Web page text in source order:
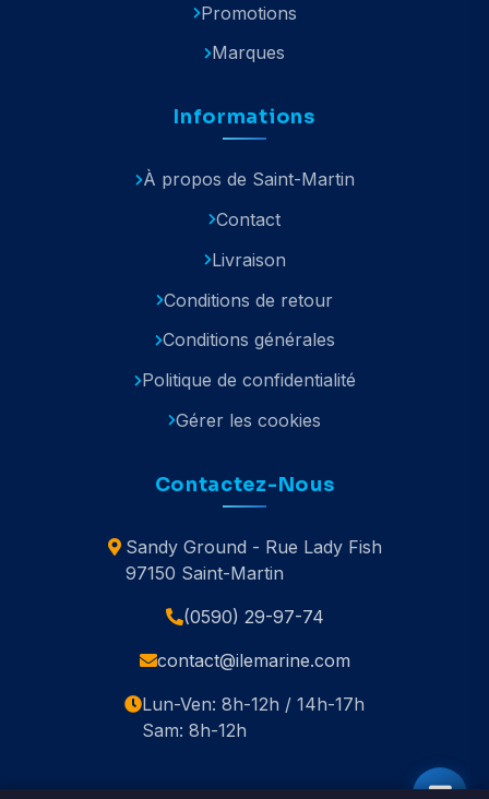
Promotions
Marques
Informations
À propos de Saint-Martin
Contact
Livraison
Conditions de retour
Conditions générales
Politique de confidentialité
Gérer les cookies
Contactez-Nous
Sandy Ground - Rue Lady Fish
97150 Saint-Martin
(0590) 29-97-74
contact@ilemarine.com
Lun-Ven: 8h-12h / 14h-17h
Sam: 8h-12h